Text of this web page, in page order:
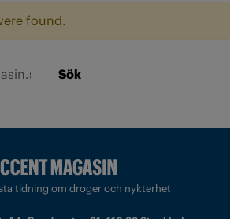
found.
Sök
tidning om droger och nykterhet